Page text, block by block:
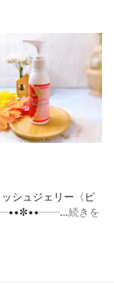
トコフェロール、テ
スコルビル、メチ
、シクロデキスト
シュジェリー〈ピ
続きを